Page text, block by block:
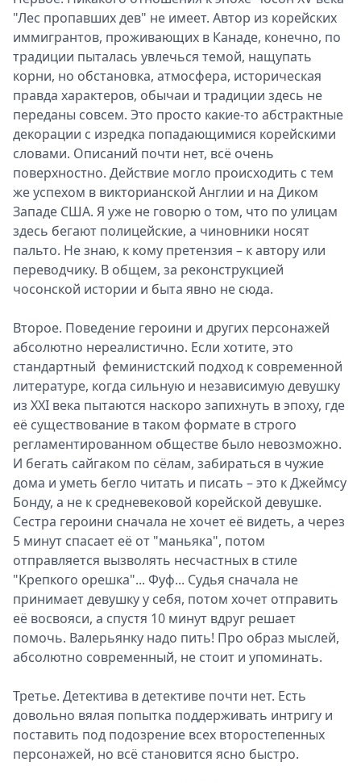
"Лес пропавших дев" не имеет. Автор из корейских
иммигрантов, проживающих в Канаде, конечно, по
традиции пыталась увлечься темой, нащупать
корни, но обстановка, атмосфера, историческая
правда характеров, обычаи и традиции здесь не
переданы совсем. Это просто какие-то абстрактные
декорации с изредка попадающимися корейскими
словами. Описаний почти нет, всё очень
поверхностно. Действие могло происходить с тем
же успехом в викторианской Англии и на Диком
Западе США. Я уже не говорю о том, что по улицам
здесь бегают полицейские, а чиновники носят
пальто. Не знаю, к кому претензия – к автору или
переводчику. В общем, за реконструкцией
чосонской истории и быта явно не сюда.
Второе. Поведение героини и других персонажей
абсолютно нереалистично. Если хотите, это
стандартный феминистский подход к современной
литературе, когда сильную и независимую девушку
из XXI века пытаются наскоро запихнуть в эпоху, где
её существование в таком формате в строго
регламентированном обществе было невозможно.
И бегать сайгаком по сёлам, забираться в чужие
дома и уметь бегло читать и писать – это к Джеймсу
Бонду, а не к средневековой корейской девушке.
Сестра героини сначала не хочет её видеть, а через
5 минут спасает её от "маньяка", потом
отправляется вызволять несчастных в стиле
"Крепкого орешка"... Фуф... Судья сначала не
принимает девушку у себя, потом хочет отправить
её восвояси, а спустя 10 минут вдруг решает
помочь. Валерьянку надо пить! Про образ мыслей,
абсолютно современный, не стоит и упоминать.
Третье. Детектива в детективе почти нет. Есть
довольно вялая попытка поддерживать интригу и
поставить под подозрение всех второстепенных
персонажей, но всё становится ясно быстро.